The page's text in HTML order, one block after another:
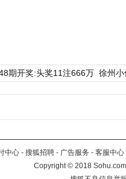
期开奖:头奖11注666万 徐州
中心 - 搜狐招聘 - 广告服务 - 客服中心
Copyright©2018